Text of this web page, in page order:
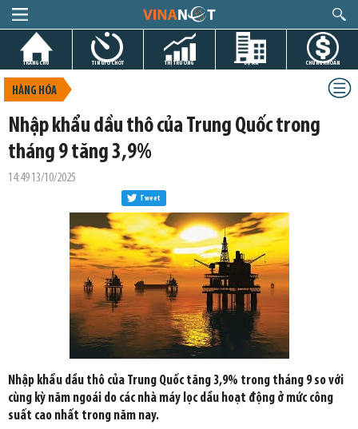
TRANG CHỦ TIN GIỜ CHÓT THỊ TRƯỜNG DỰ ÁN CHỨNG KHOÁN
HÀNG HÓA
Nhập khẩu dầu thô của Trung Quốc trong
tháng 9 tăng 3,9%
14:49 13/10/2025
Tweet
Nhập khẩu dầu thô của Trung Quốc tăng 3,9% trong tháng 9 so với
cùng kỳ năm ngoái do các nhà máy lọc dầu hoạt động ở mức công
suất cao nhất trong năm nay.